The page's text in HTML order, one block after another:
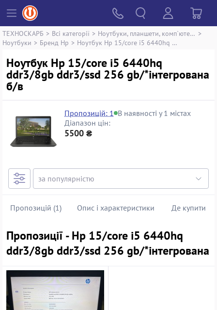
ТЕХНОСКАРБ > Всі категорії > Ноутбуки, планшети, комп`ютери >
Ноутбуки > Бренд Hp > Ноутбук Hp 15/core i5 6440hq ddr3/8gb ddr3/ssd 256 gb/*інтегрована
Ноутбук Hp 15/core i5 6440hq
ddr3/8gb ddr3/ssd 256 gb/*інтегрована
б/в
Пропозицій: 1 В наявності у 1 містах
Діапазон цін:
5500 ₴
Пропозицій (1) Опис і характеристики Де купити
Пропозиції - Hp 15/core i5 6440hq
ddr3/8gb ddr3/ssd 256 gb/*інтегрована